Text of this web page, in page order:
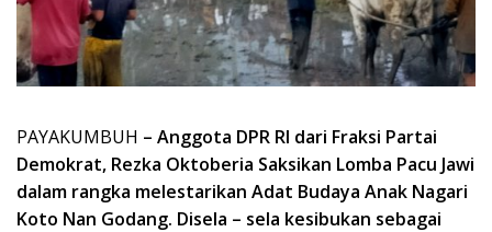
PAYAKUMBUH – Anggota DPR RI dari Fraksi Partai
Demokrat, Rezka Oktoberia Saksikan Lomba Pacu Jawi
dalam rangka melestarikan Adat Budaya Anak Nagari
Koto Nan Godang. Disela – sela kesibukan sebagai